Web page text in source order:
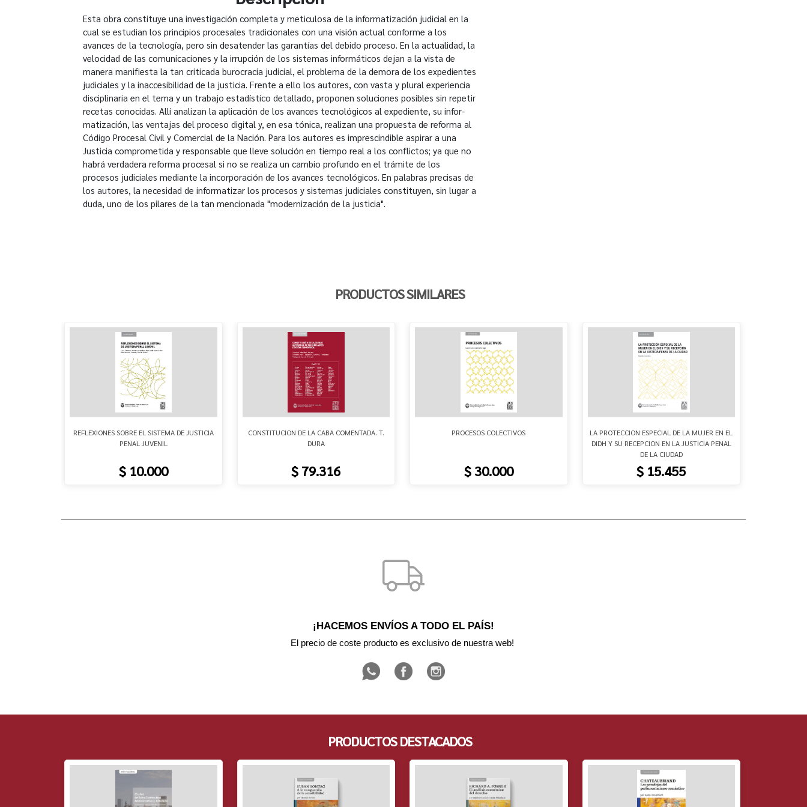
Esta obra constituye una investigación completa y meticulosa de la informatización judicial en la
cual se estudian los principios procesales tradicionales con una visión actual conforme a los
avances de la tecnología, pero sin desatender las garantías del debido proceso. En la actualidad, la
velocidad de las comunicaciones y la irrupción de los sistemas informáticos dejan a la vista de
manera manifiesta la tan criticada burocracia judicial, el problema de la demora de los expedientes
judiciales y la inaccesibilidad de la justicia. Frente a ello los autores, con vasta y plural experiencia
disciplinaria en el tema y un trabajo estadístico detallado, proponen soluciones posibles sin repetir
recetas conocidas. Allí analizan la aplicación de los avances tecnológicos al expediente, su infor-
matización, las ventajas del proceso digital y, en esa tónica, realizan una propuesta de reforma al
Código Procesal Civil y Comercial de la Nación. Para los autores es imprescindible aspirar a una
Justicia comprometida y responsable que lleve solución en tiempo real a los conflictos; ya que no
habrá verdadera reforma procesal si no se realiza un cambio profundo en el trámite de los
procesos judiciales mediante la incorporación de los avances tecnológicos. En palabras precisas de
los autores, la necesidad de informatizar los procesos y sistemas judiciales constituyen, sin lugar a
duda, uno de los pilares de la tan mencionada "modernización de la justicia".
PRODUCTOS SIMILARES
REFLEXIONES SOBRE EL SISTEMA DE JUSTICIA
PENAL JUVENIL
$ 10.000
CONSTITUCION DE LA CABA COMENTADA. T.
DURA
$ 79.316
PROCESOS COLECTIVOS
$ 30.000
LA PROTECCION ESPECIAL DE LA MUJER EN EL
DIDH Y SU RECEPCION EN LA JUSTICIA PENAL
DE LA CIUDAD
$ 15.455
¡HACEMOS ENVÍOS A TODO EL PAÍS!
El precio de coste producto es exclusivo de nuestra web!
PRODUCTOS DESTACADOS